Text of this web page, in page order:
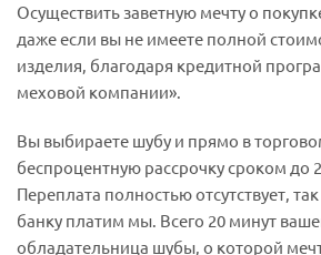
Осуществить заветную мечту о
даже если вы не имеете полной
изделия, благодаря кредитной
меховой компании».
Вы выбираете шубу и прямо в
беспроцентную рассрочку сроком до
Переплата полностью отсутствует,
банку платим мы. Всего 20 минут
обладательница шубы, о которой